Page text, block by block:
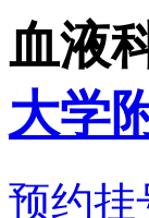
血液
大学
预约挂